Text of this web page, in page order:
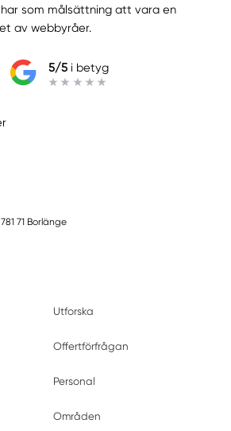
som målsättning att vara en
av webbyråer.
5/5i betyg
71 Borlänge
Utforska
Offertförfrågan
Personal
Områden